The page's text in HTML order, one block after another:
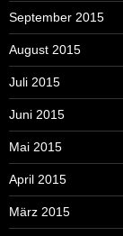
September 2015
August 2015
Juli 2015
Juni 2015
Mai 2015
April 2015
März 2015